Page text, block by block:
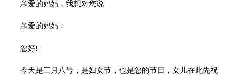
亲爱的妈妈，我想对您说
亲爱的妈妈：
您好!
今天是三月八号，是妇女节，也是您的节日，女儿在此先祝